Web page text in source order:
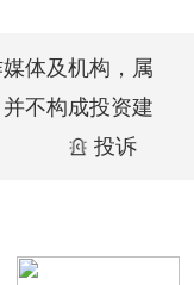
体及机构，属
不构成投资建
投诉